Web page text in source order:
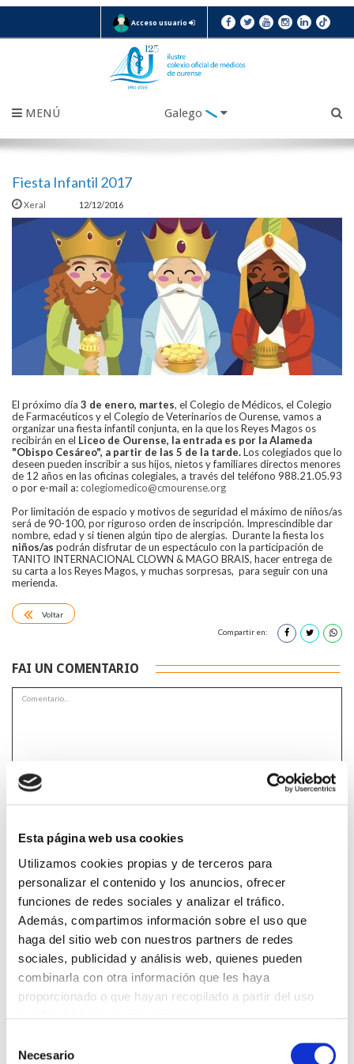
Esta página web usa cookies
Utilizamos cookies propias y de terceros para
personalizar el contenido y los anuncios, ofrecer
funciones de redes sociales y analizar el tráfico.
Además, compartimos información sobre el uso que
haga del sitio web con nuestros partners de redes
sociales, publicidad y análisis web, quienes pueden
combinarla con otra información que les haya
proporcionado o que hayan recopilado a partir del uso
Necesario
Acceso usuario
MENÚ Galego
Fiesta Infantil 2017
Xeral 12/12/2016
El próximo día 3 de enero, martes, el Colegio de Médicos, el Colegio
de Farmacéuticos y el Colegio de Veterinarios de Ourense, vamos a
organizar una fiesta infantil conjunta, en la que los Reyes Magos os
recibirán en el Liceo de Ourense, la entrada es por la Alameda
"Obispo Cesáreo", a partir de las 5 de la tarde.Los colegiados que lo
deseen pueden inscribir a sus hijos, nietos y familiares directos menores
de 12 años en las oficinas colegiales, a través del teléfono 988.21.05.93
o por e-mail a:colegiomedico@cmourense.org
Por limitación de espacio y motivos de seguridad el máximo de niños/as
será de 90-100, por riguroso orden de inscripción. Imprescindible dar
nombre, edad y si tienen algún tipo de alergias. Durante la fiesta los
niños/as podrán disfrutar de un espectáculo con la participación de
TANITO INTERNACIONAL CLOWN & MAGO BRAIS, hacer entrega de
su carta a los Reyes Magos, y muchas sorpresas, para seguir con una
merienda.
Voltar
Compartir en:
FAI UN COMENTARIO
*Campos obrigatorios
Lin e acepto a Política de privacidade
DESTACADAS
SANIDAD CREA UN DIPLOMA OFICIAL PARA RECONOCER LA
LABOR DE LOS TUTORES DE RESIDENTES
06/08/2026
AL PACTO DE ESTADO FRENTE A LA EMERGENCIA CLIMÁTICA
03/08/2026